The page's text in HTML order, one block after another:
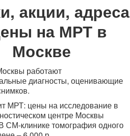
акции, адреса
на МРТ в
Москве
работают
диагносты, оценивающие
МРТ: цены на исследование в
центре Москвы
СМ-клинике томография одного